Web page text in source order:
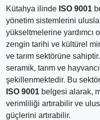
Kütahya ilinde ISO 9001
yönetim sistemlerini
yükseltmelerine yardımcı
zengin tarihi ve kültürel
ve tarım sektörüne
seramik, tarım ve
şekillenmektedir. Bu
ISO 9001 belgesi alarak,
verimliliği artırabilir ve
güçlerini artırabilir.